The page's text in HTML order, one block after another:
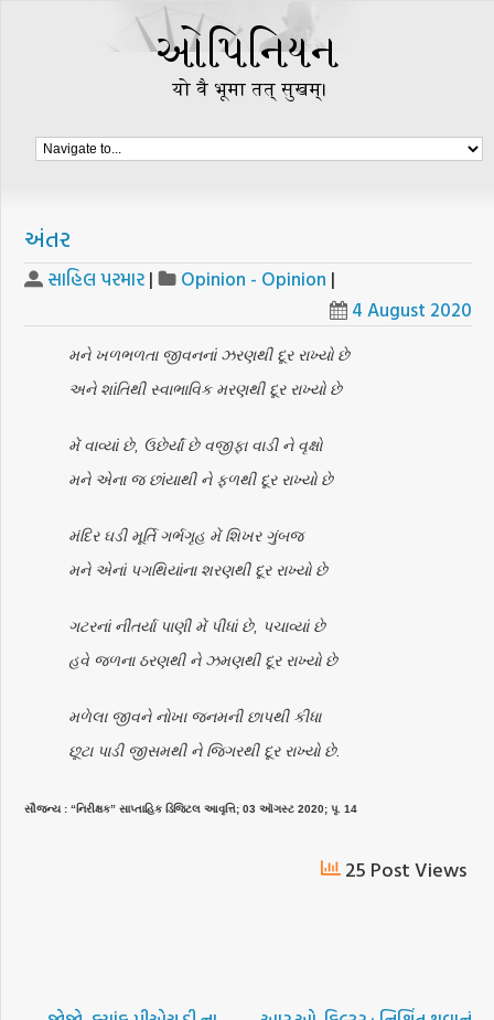
અંતર
સાહિલ પરમાર | Opinion - Opinion |
4 August 2020
મને ખળભળતા જીવનનાં ઝરણથી દૂર રાખ્યો છે
અને શાંતિથી સ્વાભાવિક મરણથી દૂર રાખ્યો છે
મેં વાવ્યાં છે, ઉછેર્યાં છે વજીફા વાડી ને વૃક્ષો
મને એના જ છાંયાથી ને ફળથી દૂર રાખ્યો છે
મંદિર ઘડી મૂર્તિ ગર્ભગૃહ મેં શિખર ગુંબજ
મને એનાં પગથિયાંના શરણથી દૂર રાખ્યો છે
ગટરનાં નીતર્યા પાણી મેં પીધાં છે, પચાવ્યાં છે
હવે જળના ઠરણથી ને ઝમણથી દૂર રાખ્યો છે
મળેલા જીવને નોખા જનમની છાપથી કીધા
છૂટા પાડી જીસમથી ને જિગરથી દૂર રાખ્યો છે.
સૌજન્ય : “નિરીક્ષક” સાપ્તાહિક ડિજિટલ આવૃત્તિ; 03 ઑગસ્ટ 2020; પૃ. 14
25 Post Views